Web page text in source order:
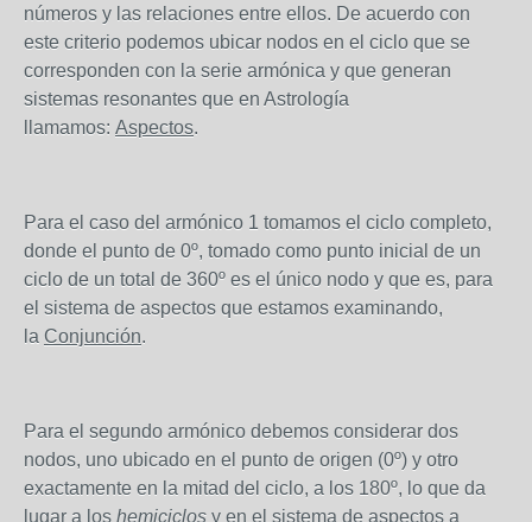
números y las relaciones entre ellos. De acuerdo con
este criterio podemos ubicar nodos en el ciclo que se
corresponden con la serie armónica y que generan
sistemas resonantes que en Astrología
llamamos: Aspectos.
Para el caso del armónico 1 tomamos el ciclo completo,
donde el punto de 0º, tomado como punto inicial de un
ciclo de un total de 360º es el único nodo y que es, para
el sistema de aspectos que estamos examinando,
la Conjunción.
Para el segundo armónico debemos considerar dos
nodos, uno ubicado en el punto de origen (0º) y otro
exactamente en la mitad del ciclo, a los 180º, lo que da
lugar a los hemiciclos y en el sistema de aspectos a